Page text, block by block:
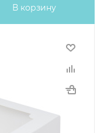
В корзину